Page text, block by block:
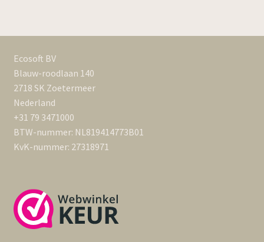
Ecosoft BV
Blauw-roodlaan 140
2718 SK Zoetermeer
Nederland
+31 79 3471000
BTW-nummer: NL819414773B01
KvK-nummer: 27318971